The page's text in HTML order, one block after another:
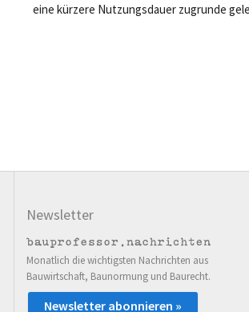
eine kürzere Nutzungsdauer zugrunde
Newsletter
Monatlich die wichtigsten Nachrichten aus
Bauwirtschaft, Baunormung und Baurecht.
Newsletter abonnieren »